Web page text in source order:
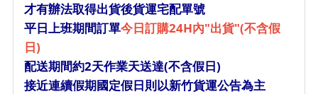
才有辦法取得出貨後貨運宅配單號
平日上班期間訂單今日訂購24H內"出貨"(不含假
日)
配送期間約2天作業天送達(不含假日)
接近連續假期國定假日則以新竹貨運公告為主